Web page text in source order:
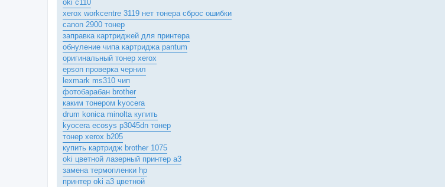
oki c110
xerox workcentre 3119 нет тонера сброс ошибки
canon 2900 тонер
заправка картриджей для принтера
обнуление чипа картриджа pantum
оригинальный тонер xerox
epson проверка чернил
lexmark ms310 чип
фотобарабан brother
каким тонером kyocera
drum konica minolta купить
kyocera ecosys p3045dn тонер
тонер xerox b205
купить картридж brother 1075
oki цветной лазерный принтер а3
замена термопленки hp
принтер oki а3 цветной